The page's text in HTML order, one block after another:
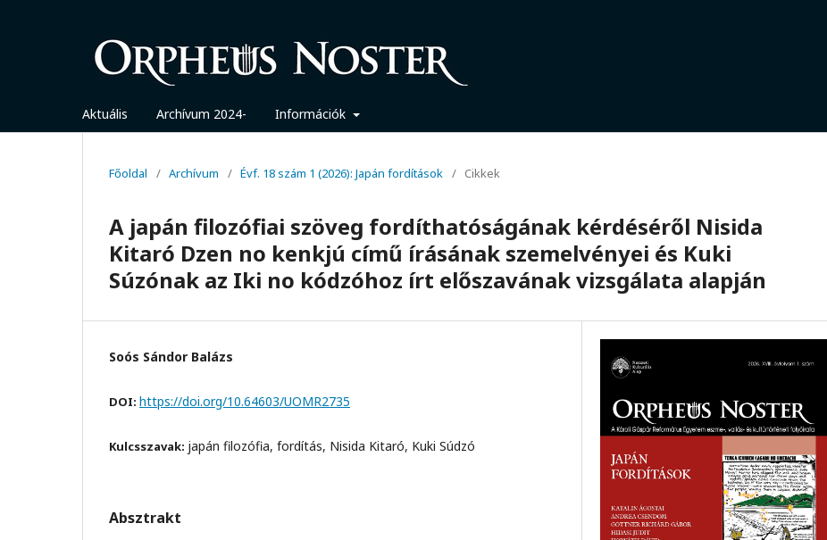
Aktuális Archívum 2024- Információk
Főoldal / Archívum / Évf. 18 szám 1 (2026): Japán fordítások / Cikkek
A japán filozófiai szöveg fordíthatóságának kérdéséről Nisida
Kitaró Dzen no kenkjú című írásának szemelvényei és Kuki
Súzónak az Iki no kódzóhoz írt előszavának vizsgálata alapján
Soós Sándor Balázs
DOI: https://doi.org/10.64603/UOMR2735
Kulcsszavak: japán filozófia, fordítás, Nisida Kitaró, Kuki Súdzó
Absztrakt